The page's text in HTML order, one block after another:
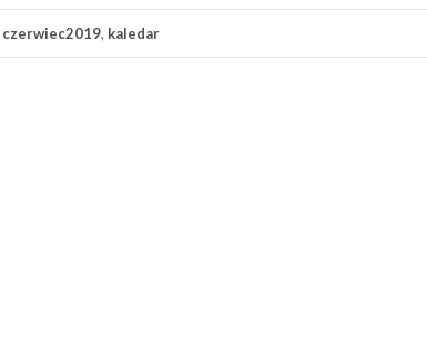
czerwiec2019, kaledar